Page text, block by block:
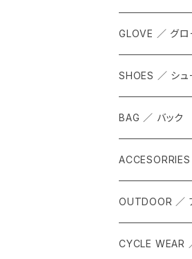
GLOVE ／ グロ
SHOES ／ シュ
BAG ／ バック
OUTDOOR ／
CYCLE WEAR